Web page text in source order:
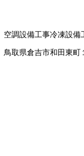
空調設備工事冷凍設備
鳥取県倉吉市和田東町